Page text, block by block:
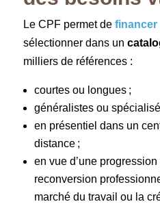
Le CPF permet de financer
sélectionner dans un
milliers de références :
courtes ou longues ;
généralistes ou
en présentiel dans un
distance ;
en vue d’une
reconversion
marché du travail ou la